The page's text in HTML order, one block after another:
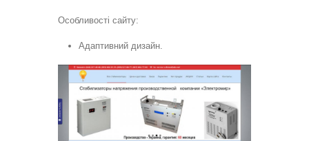
Особливості сайту:
Адаптивний дизайн.